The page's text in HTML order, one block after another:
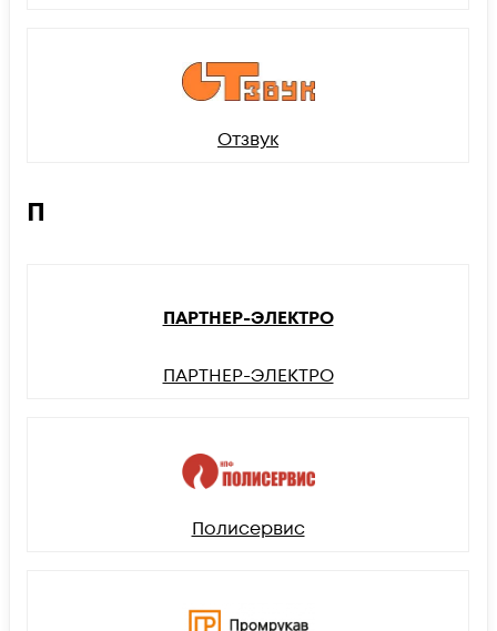
Отзвук
П
ПАРТНЕР-ЭЛЕКТРО
ПАРТНЕР-ЭЛЕКТРО
Полисервис